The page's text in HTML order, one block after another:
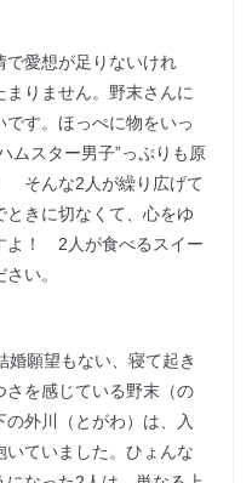
で愛想が足りないけれ
まりません。野末さんに
す。ほっぺに物をいっ
ムスター男子”っぷりも原
そんな2人が繰り広げて
きに切なくて、心をゆ
よ！ 2人が食べるスイー
い。
婚願望もない、寝て起き
さを感じている野末（の
外川（とがわ）は、入
ていました。ひょんな